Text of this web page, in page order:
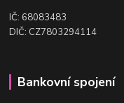
IČ: 68083483
DIČ: CZ7803294114
Bankovní spojení